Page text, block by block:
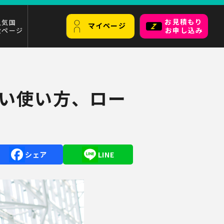
気国
ージ
マイページ
お見積もり
お申し込み
使い方、ロー
Facebook Line